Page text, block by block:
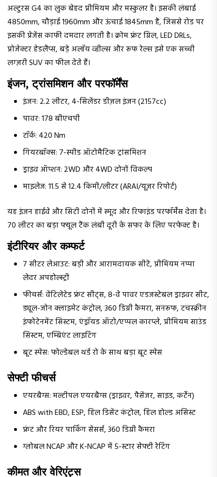
अल्टुरस G4 का लुक बेहद प्रीमियम और मस्कुलर है। इसकी लंबाई
4850mm, चौड़ाई 1960mm और ऊंचाई 1845mm है, जिससे रोड पर
इसकी प्रेजेंस काफी दमदार लगती है। क्रोम फ्रंट ग्रिल, LED DRLs,
प्रोजेक्टर हेडलैंप्स, बड़े अलॉय व्हील्स और रूफ रेल्स इसे एक सच्ची
लग्ज़री SUV का फील देते हैं।
इंजन, ट्रांसमिशन और परफॉर्मेंस
इंजन: 2.2 लीटर, 4-सिलेंडर डीज़ल इंजन (2157cc)
पावर: 178 बीएचपी
टॉर्क: 420 Nm
गियरबॉक्स: 7-स्पीड ऑटोमैटिक ट्रांसमिशन
ड्राइव ऑप्शन: 2WD और 4WD दोनों विकल्प
माइलेज: 11.5 से 12.4 किमी/लीटर (ARAI/यूज़र रिपोर्ट)
यह इंजन हाईवे और सिटी दोनों में स्मूद और रिफाइंड परफॉर्मेंस देता है।
70 लीटर का बड़ा फ्यूल टैंक लंबी दूरी के सफर के लिए परफेक्ट है।
इंटीरियर और कम्फर्ट
7 सीटर लेआउट: बड़ी और आरामदायक सीटें, प्रीमियम नप्पा
लेदर अपहोल्स्ट्री
फीचर्स: वेंटिलेटेड फ्रंट सीट्स, 8-वे पावर एडजस्टेबल ड्राइवर सीट,
ड्यूल-जोन क्लाइमेट कंट्रोल, 360 डिग्री कैमरा, सनरूफ, टचस्क्रीन
इंफोटेनमेंट सिस्टम, एंड्रॉयड ऑटो/एप्पल कारप्ले, प्रीमियम साउंड
सिस्टम, एम्बिएंट लाइटिंग
बूट स्पेस: फोल्डेबल थर्ड रो के साथ बड़ा बूट स्पेस
सेफ्टी फीचर्स
एयरबैग्स: मल्टीपल एयरबैग्स (ड्राइवर, पैसेंजर, साइड, कर्टेन)
ABS with EBD, ESP, हिल डिसेंट कंट्रोल, हिल होल्ड असिस्ट
फ्रंट और रियर पार्किंग सेंसर्स, 360 डिग्री कैमरा
ग्लोबल NCAP और K-NCAP में 5-स्टार सेफ्टी रेटिंग
कीमत और वेरिएंट्स